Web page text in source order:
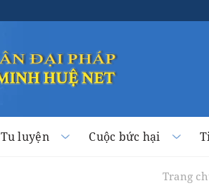
Tu luyện Cuộc bức hại
Trang